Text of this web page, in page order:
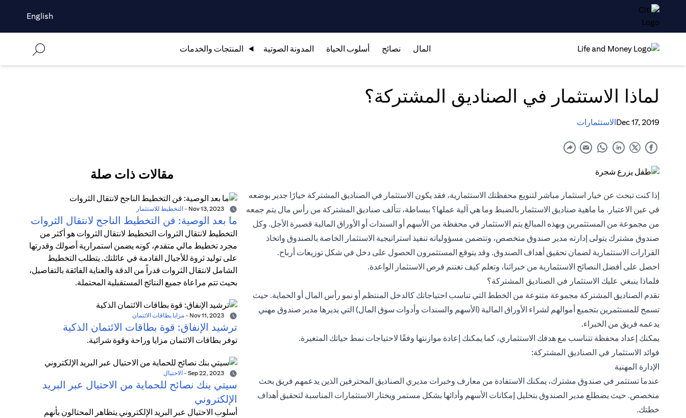
English
المال نصائح أسلوب الحياة المدونة الصوتية المنتجات والخدمات
لماذا الاستثمار في الصناديق المشتركة؟
Dec 17, 2019الاستثمارات
إذا كنت تبحث عن خيار استثمار مباشر لتنويع محفظتك الاستثمارية، فقد يكون الاستثمار في الصناديق المشتركة خيارًا جدير بوضعه
في عين الاعتبار. ما ماهية صناديق الاستثمار بالضبط وما هي آلية عملها؟ ببساطة، تتألف صناديق المشتركة من رأس مال يتم جمعه
من مجموعة من المستثمرين وبهذه المبالغ يتم الاستثمار في محفظة من الأسهم أو السندات أو الأوراق المالية قصيرة الأجل. وكل
صندوق مشترك يتولى إدارته مدير صندوق متخصص، وتتضمن مسؤولياته تنفيذ استراتيجية الاستثمار الخاصة بالصندوق واتخاذ
القرارات الاستثمارية لضمان تحقيق أهداف الصندوق. وقد يتوقع المستثمرون الحصول على دخل في شكل توزيعات أرباح.
احصل على أفضل النصائح الاستثمارية من خبرائنا، وتعلم كيف تغتنم فرص الاستثمار الواعدة.
فلماذا ينبغي عليك الاستثمار في الصناديق المشتركة؟
تقدم الصناديق المشتركة مجموعة متنوعة من الخطط التي تناسب احتياجاتك كالدخل المنتظم أو نمو رأس المال أو الحماية. حيث
تسمح للمستثمرين بتجميع أموالهم لشراء الأوراق المالية (الأسهم والسندات وأدوات سوق المال) التي يديرها مدير صندوق مهني
يدعمه فريق من الخبراء.
يمكنك إعداد محفظة تتناسب مع هدفك الاستثماري، كما يمكنك إعادة موازنتها وفقًا لاحتياجات نمط حياتك المتغيرة.
فوائد الاستثمار في الصناديق المشتركة:
الإدارة المهنية
عندما تستثمر في صندوق مشترك، يمكنك الاستفادة من معارف وخبرات مديري الصناديق المحترفين الذين يدعمهم فريق بحث
متخصص. حيث يضطلع مدير الصندوق بتحليل إمكانات الأسهم وأدائها بشكل مستمر ويختار الاستثمارات المناسبة لتحقيق أهداف
خطتك.
مقالات ذات صلة
- التخطيط للاستثمار
ما بعد الوصية: فن التخطيط الناجح لانتقال الثروات
التخطيط لانتقال الثروات التخطيط لانتقال الثروات هو أكثر من
مجرد تخطيط مالي متقدم، كونه يضمن استمرارية أصولك وقدرتها
على توليد ثروة للأجيال القادمة في عائلتك. يتطلب التخطيط
الشامل لانتقال الثروات قدراً من الدقة والعناية الفائقة بالتفاصيل،
بحيث تتم مراعاة جميع النتائج المستقبلية المحتملة.
- مزايا بطاقات الائتمان
ترشيد الإنفاق: قوة بطاقات الائتمان الذكية
توفر بطاقات الائتمان مزايا وراحة وقوة شرائية.
- الاحتيال
سيتي بنك نصائح للحماية من الاحتيال عبر البريد
الإلكتروني
أسلوب الاحتيال عبر البريد الإلكتروني يتظاهر المحتالون بأنهم